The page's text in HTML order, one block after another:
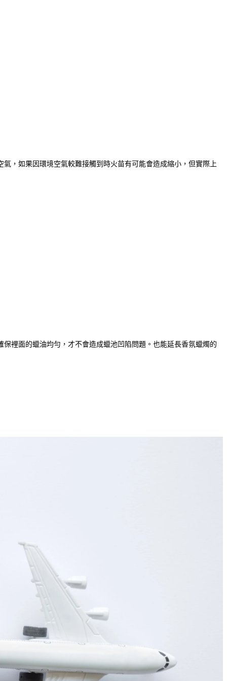
，如果因環境空氣較難接觸到時火苗有可能會造成縮小，但實際上
裡面的蠟油均勻，才不會造成蠟池凹陷問題。也能延長香氛蠟燭的